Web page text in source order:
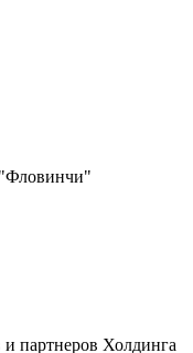
партнеров Холдинга